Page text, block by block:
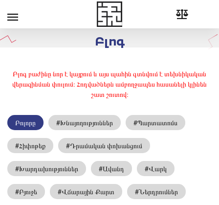
Բլոգ
Բլոգ բաժինը նոր է կայքում և այս պահին գտնվում է տեխնիկական
վերազինման փուլում։ Հոդվածներն ամբողջապես հասանելի կլինեն
շատ շուտով։
Բոլորը #Խնայողություններ #Պարտատոմս
#Հիփոթեք #Դրամական փոխանցում
#Խարդախություններ #Ավանդ #Վարկ
#Բյուջե #Վճարային Քարտ #Ներդրումներ